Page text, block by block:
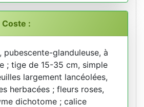
:
pubescente-glanduleuse, à
; tige de 15-35 cm, simple
largement lancéolées,
herbacées ; fleurs roses,
dichotome ; calice